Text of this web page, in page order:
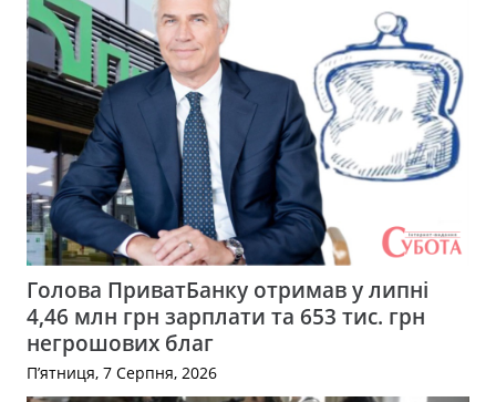
Голова ПриватБанку отримав у липні
4,46 млн грн зарплати та 653 тис. грн
негрошових благ
П’ятниця, 7 Серпня, 2026